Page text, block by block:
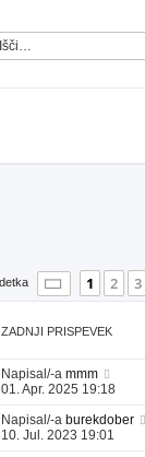
Stran 1od34
1 2 3
ZADNJI PRISPEVEK
Napisal/-a mmm
01. Apr. 2025 19:18
Napisal/-a burekdober
10. Jul. 2023 19:01